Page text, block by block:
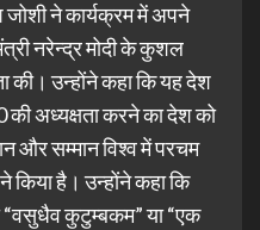
ने कार्यक्रम में अपने
नरेन्द्र मोदी के कुशल
की। उन्होंने कहा कि यह देश
की अध्यक्षता करने का देश को
और सम्मान विश्व में परचम
किया है। उन्होंने कहा कि
“वसुधैव कुटुम्बकम” या “एक